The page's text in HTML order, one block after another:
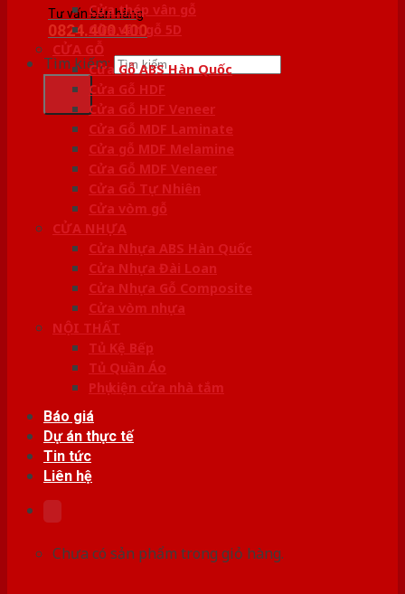
Tư vấn bán hàng
0824.400.400
Tìm kiếm:
Cửa thép vân gỗ
Cửa vân gỗ 5D
CỬA GỖ
Cửa Gỗ ABS Hàn Quốc
Cửa Gỗ HDF
Cửa Gỗ HDF Veneer
Cửa Gỗ MDF Laminate
Cửa gỗ MDF Melamine
Cửa Gỗ MDF Veneer
Cửa Gỗ Tự Nhiên
Cửa vòm gỗ
CỬA NHỰA
Cửa Nhựa ABS Hàn Quốc
Cửa Nhựa Đài Loan
Cửa Nhựa Gỗ Composite
Cửa vòm nhựa
NỘI THẤT
Tủ Kệ Bếp
Tủ Quần Áo
Phụ kiện cửa nhà tắm
Báo giá
Dự án thực tế
Tin tức
Liên hệ
Chưa có sản phẩm trong giỏ hàng.